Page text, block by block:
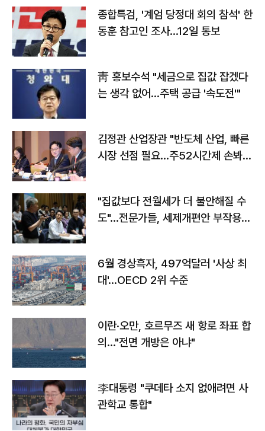
종합특검, '계엄 당정대 회의 참석' 한
동훈 참고인 조사...12일 통보
靑 홍보수석 "세금으로 집값 잡겠다
는 생각 없어…주택 공급 '속도전'"
김정관 산업장관 "반도체 산업, 빠른
시장 선점 필요…주52시간제 손봐
"집값보다 전월세가 더 불안해질 수
도"…전문가들, 세제개편안 부작용
6월 경상흑자, 497억달러 '사상 최
대'…OECD 2위 수준
이란·오만, 호르무즈 새 항로 좌표 합
의…"전면 개방은 아냐"
李대통령 "쿠데타 소지 없애려면 사
관학교 통합"